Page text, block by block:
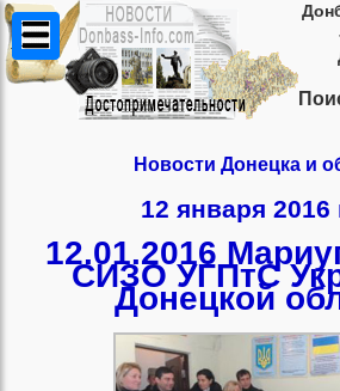
Новости Донецка и
12 января 2016
12.01.2016
СИЗО УГПтС
Донецкой